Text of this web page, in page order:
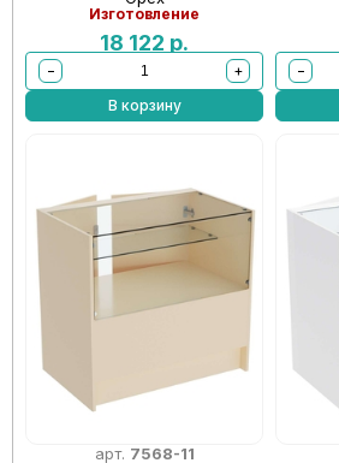
Изготовление
18 122 р.
−
+
В корзину
−
арт. 7568-11